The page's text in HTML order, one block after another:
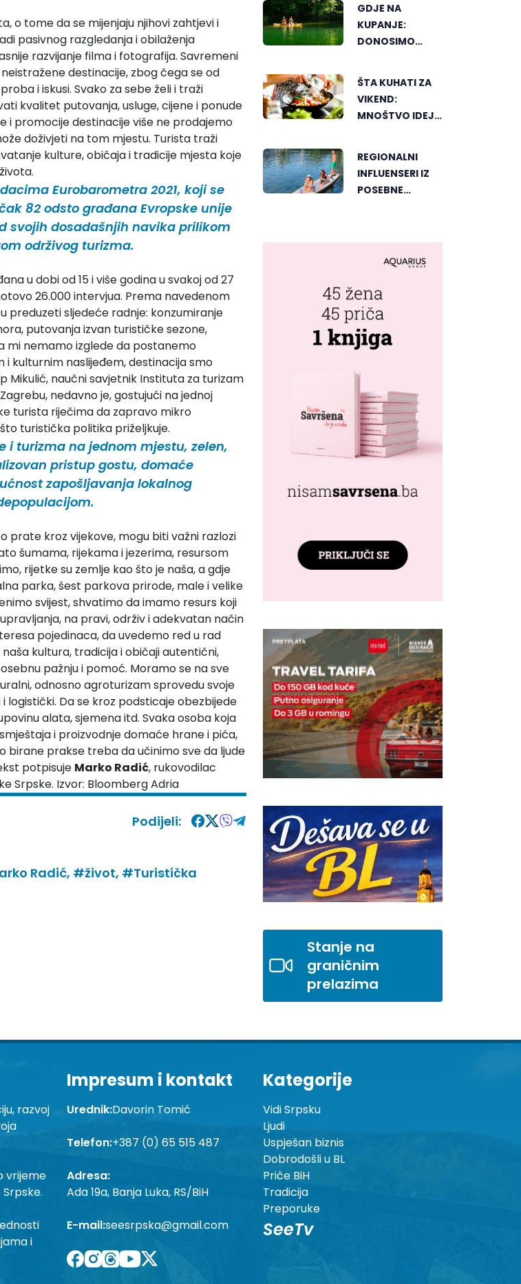
o tome da se mijenjaju njihovi zahtjevi i
pasivnog razgledanja i obilaženja
razvijanje filma i fotografija. Savremeni
destinacije, zbog čega se od
i iskusi. Svako za sebe želi i traži
kvalitet putovanja, usluge, cijene i ponude
i promocije destinacije više ne prodajemo
doživjeti na tom mjestu. Turista traži
kulture, običaja i tradicije mjesta koje
Eurobarometra 2021, koji se
82 odsto građana Evropske unije
svojih dosadašnjih navika prilikom
održivog turizma.
u dobi od 15 i više godina u svakoj od 27
26.000 intervjua. Prema navedenom
preduzeti sljedeće radnje: konzumiranje
putovanja izvan turističke sezone,
mi nemamo izglede da postanemo
kulturnim naslijeđem, destinacija smo
Mikulić, naučni savjetnik Instituta za turizam
nedavno je, gostujući na jednoj
turista riječima da zapravo mikro
turistička politika priželjkuje.
i turizma na jednom mjestu, zelen,
pristup gostu, domaće
zapošljavanja lokalnog
prate kroz vijekove, mogu biti važni razlozi
šumama, rijekama i jezerima, resursom
rijetke su zemlje kao što je naša, a gdje
parka, šest parkova prirode, male i velike
svijest, shvatimo da imamo resurs koji
na pravi, održiv i adekvatan način
pojedinaca, da uvedemo red u rad
kultura, tradicija i običaji autentični,
pažnju i pomoć. Moramo se na sve
odnosno agroturizam sprovedu svoje
logistički. Da se kroz podsticaje obezbijede
alata, sjemena itd. Svaka osoba koja
i proizvodnje domaće hrane i pića,
birane prakse treba da učinimo sve da ljude
potpisuje Marko Radić, rukovodilac
Srpske. Izvor: Bloomberg Adria
Podijeli:
Radić, #život, #Turistička
GDJE NA
KUPANJE:
DONOSIMO
BANJALUČKIH
MJESTA ZA
OSVJEŽENJE
TEKOM LJETNIH
ŠTA KUHATI ZA
VIKEND:
MNOŠTVO IDEJA
RUČAK
REGIONALNI
INFLUENSERI IZ
POSEBNE
BANJALUKU
Stanje na
graničnim
prelazima
razvoj
vrijeme
i
Impresum i kontakt
Urednik:Davorin Tomić
Telefon:+387 (0) 65 515 487
Adresa:
Ada 19a, Banja Luka, RS/BiH
E-mail:seesrpska@gmail.com
Kategorije
Vidi Srpsku
Ljudi
Uspješan biznis
Dobrodošli u BL
Priče BiH
Tradicija
Preporuke
SeeTv